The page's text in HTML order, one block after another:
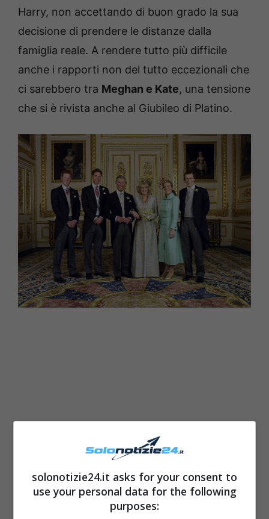
Harry, non accettando di buon grado la sua
decisione di prendere le distanze dalla
famiglia reale. A rendere tutto più difficile
anche i rapporti non del tutto eccezionali che
ci sarebbero tra Meghan e Kate, una tensione
che si è rivista anche al Giubileo di Platino.
Inoltre, a risuonare come una musica
fastidiosa le parole di Lady Diana che ha fatto
solonotizie24.it asks for your consent to
use your personal data for the following
purposes: